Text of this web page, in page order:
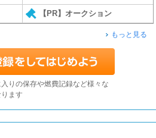
【PR】オークション
もっと見る
りの保存や燃費記録など様々な
ます